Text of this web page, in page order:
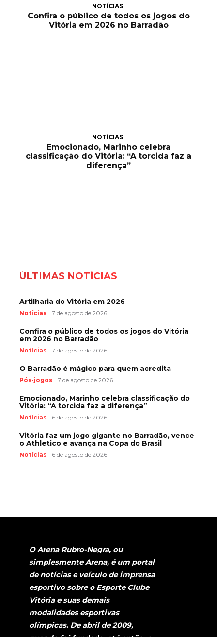
NOTÍCIAS
Confira o público de todos os jogos do
Vitória em 2026 no Barradão
NOTÍCIAS
Emocionado, Marinho celebra
classificação do Vitória: “A torcida faz a
diferença”
ÚLTIMAS NOTÍCIAS
Artilharia do Vitória em 2026
Notícias 7 de agosto de 2026
Confira o público de todos os jogos do Vitória
em 2026 no Barradão
Notícias 7 de agosto de 2026
O Barradão é mágico para quem acredita
Pós-jogos 7 de agosto de 2026
Emocionado, Marinho celebra classificação do
Vitória: “A torcida faz a diferença”
Notícias 6 de agosto de 2026
Vitória faz um jogo gigante no Barradão, vence
o Athletico e avança na Copa do Brasil
Notícias 6 de agosto de 2026
O Arena Rubro-Negra, ou
simplesmente Arena, é um portal
de notícias e veículo de imprensa
esportivo sobre o Esporte Clube
Vitória e suas demais
modalidades esportivas
olímpicas. De abril de 2009,